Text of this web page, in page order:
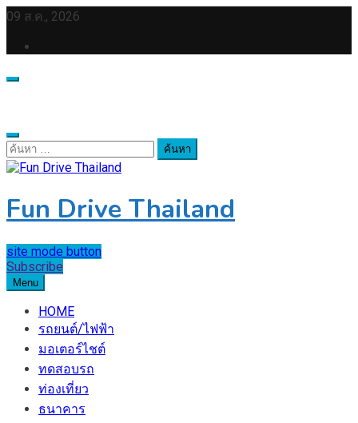
Skip
content
09 ส.ค., 2026
ค้นหา
สำหรับ:
Fun Drive Thailand
site mode button
Subscribe
Menu
HOME
รถยนต์/ไฟฟ้า
มอเตอร์ไชต์
ทดสอบรถ
ท่องเที่ยว
ธนาคาร